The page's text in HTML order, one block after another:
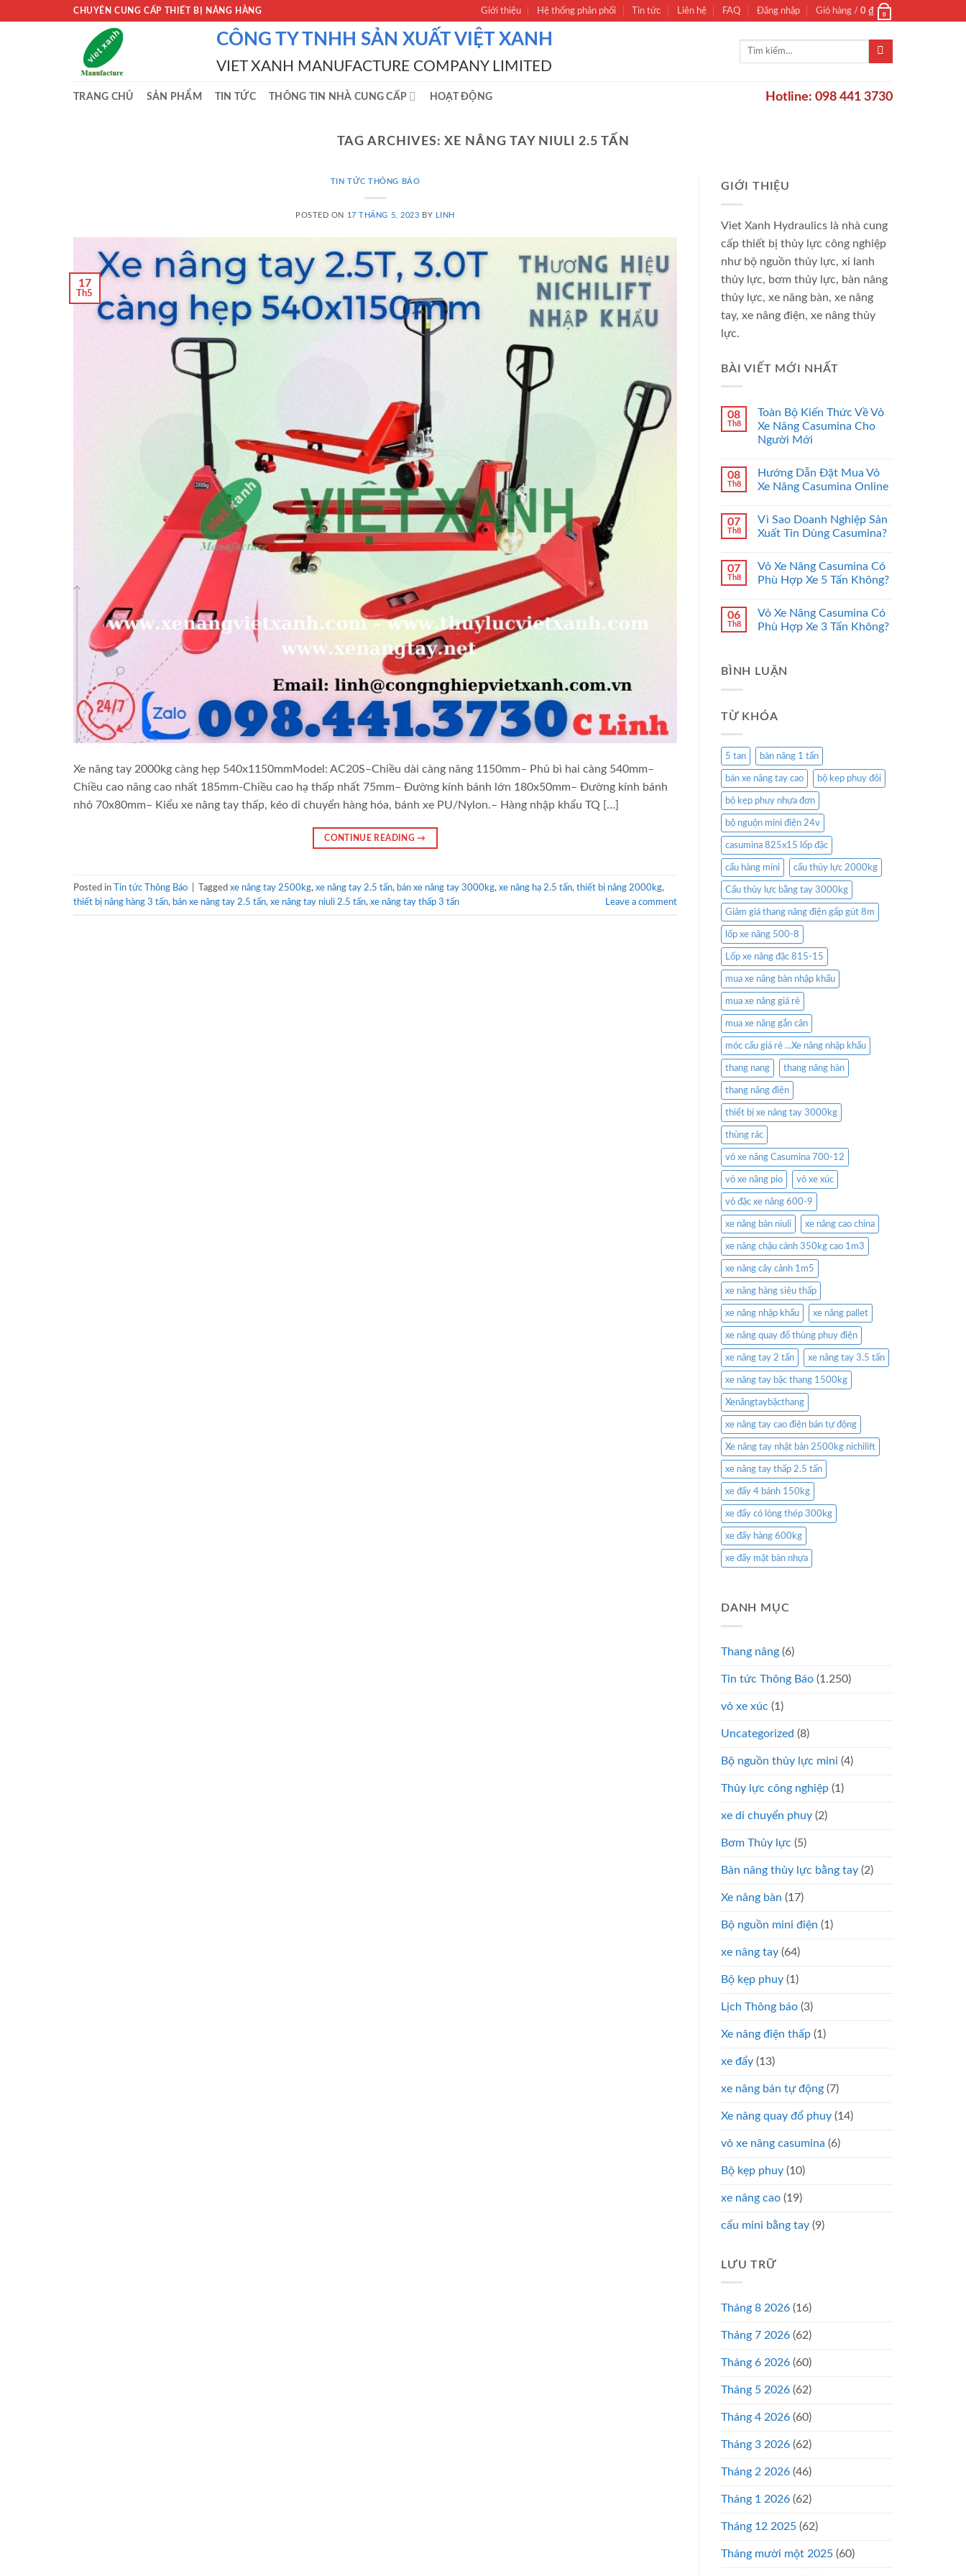
CHUYÊN CUNG CẤP THIẾT BỊ NÂNG HÀNG Giới thiệu Hệ thống phân phối Tin tức Liên hệ FAQ Đăng nhập Giỏ hàng / 0 ₫ 0
CÔNG TY TNHH SẢN XUẤT VIỆT XANH
VIET XANH MANUFACTURE COMPANY LIMITED
Tìm
TRANG CHỦ SẢN PHẨM TIN TỨC THÔNG TIN NHÀ CUNG CẤP HOẠT ĐỘNG Hotline: 098 441 3730
TAG ARCHIVES:XE NÂNG TAY NIULI 2.5 TẤN
TIN TỨC THÔNG BÁO
POSTED ON 17 THÁNG 5, 2023 BY LINH
17
Th5
Xe nâng tay 2000kg càng hẹp 540x1150mmModel: AC20S–Chiều dài càng nâng 1150mm– Phủ bì hai càng 540mm–
Chiều cao nâng cao nhất 185mm-Chiều cao hạ thấp nhất 75mm– Đường kính bánh lớn 180x50mm– Đường kính bánh
nhỏ 70x80mm– Kiểu xe nâng tay thấp, kéo di chuyển hàng hóa, bánh xe PU/Nylon.– Hàng nhập khẩu TQ […]
CONTINUE READING→
Posted in Tin tức Thông Báo Tagged xe nâng tay 2500kg, xe nâng tay 2.5 tấn, bán xe nâng tay 3000kg, xe nâng hạ 2.5 tấn, thiết bị nâng 2000kg,
thiết bị nâng hàng 3 tấn, bán xe nâng tay 2.5 tấn, xe nâng tay niuli 2.5 tấn, xe nâng tay thấp 3 tấn Leave a comment
GIỚI THIỆU
Viet Xanh Hydraulics là nhà cung
cấp thiết bị thủy lực công nghiệp
như bộ nguồn thủy lực, xi lanh
thủy lực, bơm thủy lực, bàn nâng
thủy lực, xe nâng bàn, xe nâng
tay, xe nâng điện, xe nâng thủy
lực.
BÀI VIẾT MỚI NHẤT
08
Th8
Toàn Bộ Kiến Thức Về Vỏ
Xe Nâng Casumina Cho
Người Mới
08
Th8
Hướng Dẫn Đặt Mua Vỏ
Xe Nâng Casumina Online
07
Th8
Vì Sao Doanh Nghiệp Sản
Xuất Tin Dùng Casumina?
07
Th8
Vỏ Xe Nâng Casumina Có
Phù Hợp Xe 5 Tấn Không?
06
Th8
Vỏ Xe Nâng Casumina Có
Phù Hợp Xe 3 Tấn Không?
BÌNH LUẬN
TỪ KHÓA
5 tan bàn nâng 1 tấn
bán xe nâng tay cao bộ kep phuy đôi
bộ kẹp phuy nhựa đơn
bộ nguộn mini điện 24v
casumina 825x15 lốp đặc
cẩu hàng mini cẩu thủy lực 2000kg
Cẩu thủy lực bằng tay 3000kg
Giảm giá thang nâng điện gấp gút 8m
lốp xe nâng 500-8
Lốp xe nâng đặc 815-15
mua xe nâng bàn nhập khẩu
mua xe nâng giá rẻ
mua xe nâng gắn cân
móc cẩu giá rẻ ...Xe nâng nhập khẩu
thang nang thang nâng hàn
thang nâng điện
thiết bị xe nâng tay 3000kg
thùng rác
vỏ xe nâng Casumina 700-12
vỏ xe nâng pio vỏ xe xúc
vỏ đặc xe nâng 600-9
xe nâng bàn niuli xe nâng cao china
xe nâng chậu cảnh 350kg cao 1m3
xe nâng cây cảnh 1m5
xe nâng hàng siêu thấp
xe nâng nhập khẩu xe nâng pallet
xe nâng quay đổ thùng phuy điện
xe nâng tay 2 tấn xe nâng tay 3.5 tấn
xe nâng tay bậc thang 1500kg
Xenângtaybặcthang
xe nâng tay cao điện bán tự động
Xe nâng tay nhật bản 2500kg nichilift
xe nâng tay thấp 2.5 tấn
xe đẩy 4 bánh 150kg
xe đẩy có lòng thép 300kg
xe đẩy hàng 600kg
xe đẩy mặt bàn nhựa
DANH MỤC
Thang nâng (6)
Tin tức Thông Báo (1.250)
vỏ xe xúc (1)
Uncategorized (8)
Bộ nguồn thủy lực mini (4)
Thủy lực công nghiệp (1)
xe di chuyển phuy (2)
Bơm Thủy lực (5)
Bàn nâng thủy lực bằng tay (2)
Xe nâng bàn (17)
Bộ nguồn mini điện (1)
xe nâng tay (64)
Bộ kẹp phuy (1)
Lịch Thông báo (3)
Xe nâng điện thấp (1)
xe đẩy (13)
xe nâng bán tự động (7)
Xe nâng quay đổ phuy (14)
vỏ xe nâng casumina (6)
Bộ kẹp phuy (10)
xe nâng cao (19)
cẩu mini bằng tay (9)
LƯU TRỮ
Tháng 8 2026 (16)
Tháng 7 2026 (62)
Tháng 6 2026 (60)
Tháng 5 2026 (62)
Tháng 4 2026 (60)
Tháng 3 2026 (62)
Tháng 2 2026 (46)
Tháng 1 2026 (62)
Tháng 12 2025 (62)
Tháng mười một 2025 (60)